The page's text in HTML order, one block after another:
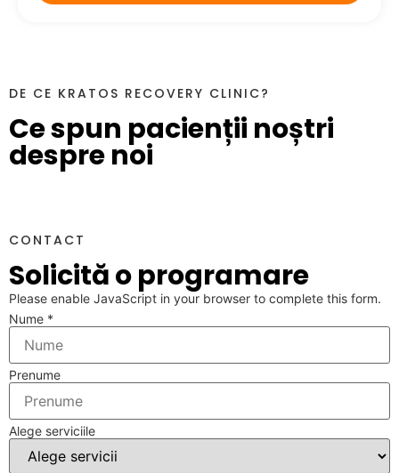
DE CE KRATOS RECOVERY CLINIC?
Ce spun pacienții noștri
despre noi
CONTACT
Solicită o programare
Please enable JavaScript in your browser to complete this form.
Nume *
Prenume
Layout
Alege
Telefon
Alege serviciile